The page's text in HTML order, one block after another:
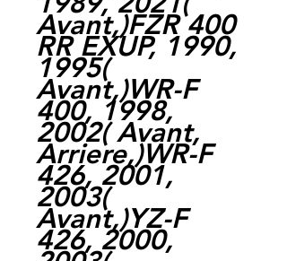
Avant,)FZR 400
RR EXUP, 1990,
1995(
Avant,)WR-F
400, 1998,
2002( Avant,
Arriere,)WR-F
426, 2001,
2003(
Avant,)YZ-F
426, 2000,